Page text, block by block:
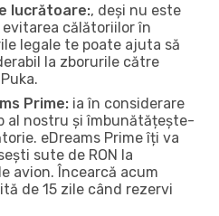
lucrătoare:, deși nu este
călătoriilor în
legale te poate ajuta să
la zborurile către
Prime: ia în considerare
al nostru și îmbunătățește-
eDreams Prime îți va
sute de RON la
avion. Încearcă acum
de 15 zile când rezervi